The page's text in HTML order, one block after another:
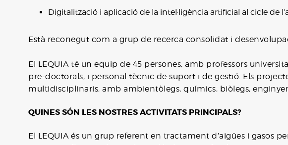
Digitalització i aplicació de la intel·ligència artificial al cicle de
Està reconegut com a grup de recerca consolidat i
El LEQUIA té un equip de 45 persones, amb professors
pre-doctorals, i personal tècnic de suport i de gestió. Els
multidisciplinaris, amb ambientòlegs, químics, biòlegs,
QUINES SÓN LES NOSTRES ACTIVITATS PRINCIPALS?
El LEQUIA és un grup referent en tractament d’aigües i gasos